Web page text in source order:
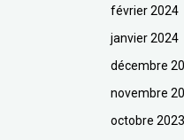
février 2024
janvier 2024
décembre
novembre
octobre 2023